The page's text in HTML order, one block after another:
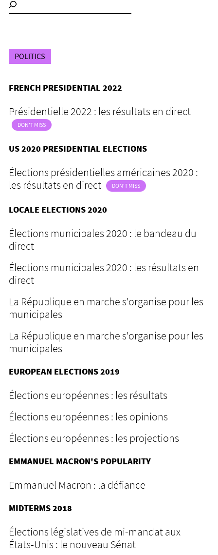
POLITICS
FRENCH PRESIDENTIAL 2022
Présidentielle 2022 : les résultats en direct
DON'T MISS
US 2020 PRESIDENTIAL ELECTIONS
Élections présidentielles américaines 2020 :
les résultats en direct
DON'T MISS
LOCALE ELECTIONS 2020
Élections municipales 2020 : le bandeau du
direct
Élections municipales 2020 : les résultats en
direct
La République en marche s'organise pour les
municipales
La République en marche s'organise pour les
municipales
EUROPEAN ELECTIONS 2019
Élections européennes : les résultats
Élections européennes : les opinions
Élections européennes : les projections
EMMANUEL MACRON'S POPULARITY
Emmanuel Macron : la défiance
MIDTERMS 2018
Élections législatives de mi-mandat aux
États-Unis : le nouveau Sénat